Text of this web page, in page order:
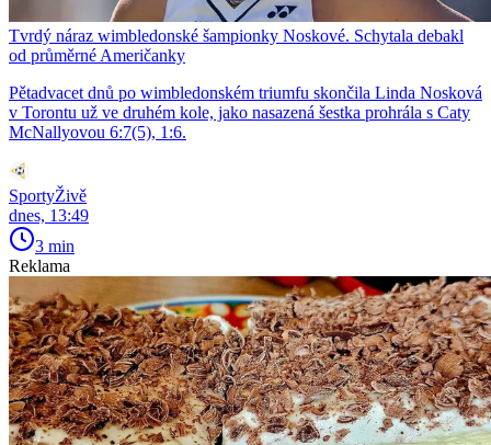
Tvrdý náraz wimbledonské šampionky Noskové. Schytala debakl
od průměrné Američanky
Pětadvacet dnů po wimbledonském triumfu skončila Linda Nosková
v Torontu už ve druhém kole, jako nasazená šestka prohrála s Caty
McNallyovou 6:7(5), 1:6.
SportyŽivě
dnes, 13:49
3 min
Reklama